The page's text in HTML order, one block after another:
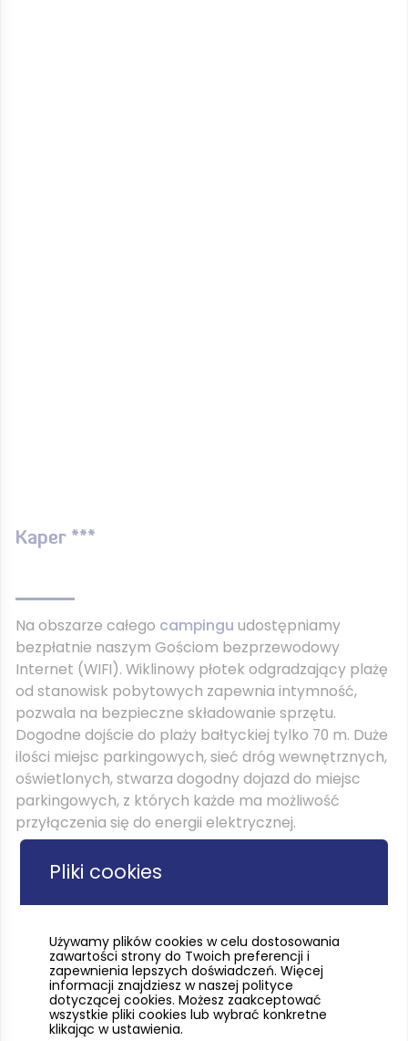
Kaper ***
Na obszarze całego campingu udostępniamy
bezpłatnie naszym Gościom bezprzewodowy
Internet (WIFI). Wiklinowy płotek odgradzający plażę
od stanowisk pobytowych zapewnia intymność,
pozwala na bezpieczne składowanie sprzętu.
Dogodne dojście do plaży bałtyckiej tylko 70 m. Duże
ilości miejsc parkingowych, sieć dróg wewnętrznych,
oświetlonych, stwarza dogodny dojazd do miejsc
parkingowych, z których każde ma możliwość
przyłączenia się do energii elektrycznej.
Pliki cookies
Używamy plików cookies w celu dostosowania
zawartości strony do Twoich preferencji i
zapewnienia lepszych doświadczeń. Więcej
informacji znajdziesz w naszej polityce
dotyczącej cookies. Możesz zaakceptować
wszystkie pliki cookies lub wybrać konkretne
klikając w ustawienia.